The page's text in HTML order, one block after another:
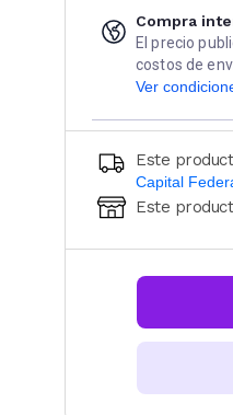
Compra
El precio
costos de
Ver
Este
Capital
Ingresá
Este